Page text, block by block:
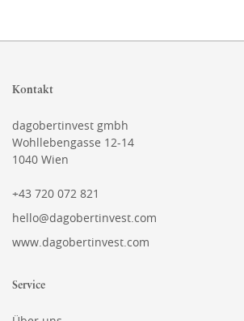
Kontakt
dagobertinvest gmbh
Wohllebengasse 12-14
1040 Wien
+43 720 072 821
hello@dagobertinvest.com
www.dagobertinvest.com
Service